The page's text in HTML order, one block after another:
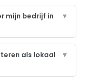
mijn bedrijf in
▼
als lokaal
▼